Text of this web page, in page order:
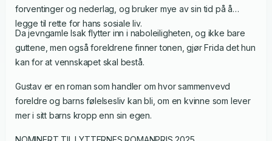
forventinger og nederlag, og bruker mye av sin tid på å
legge til rette for hans sosiale liv.
Da jevngamle Isak flytter inn i naboleiligheten, og ikke bare
guttene, men også foreldrene finner tonen, gjør Frida det hun
kan for at vennskapet skal bestå.
Gustav er en roman som handler om hvor sammenvevd
foreldre og barns følelsesliv kan bli, om en kvinne som lever
mer i sitt barns kropp enn sin egen.